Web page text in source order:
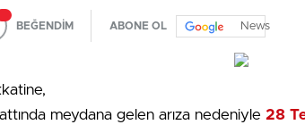
BEĞENDİM ABONE OL News
meydana gelen arıza nedeniyle 28